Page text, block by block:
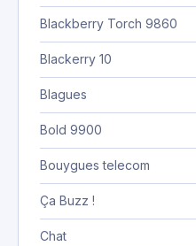
Blackberry Torch 9860
Blackerry 10
Blagues
Bold 9900
Bouygues telecom
Ça Buzz !
Chat